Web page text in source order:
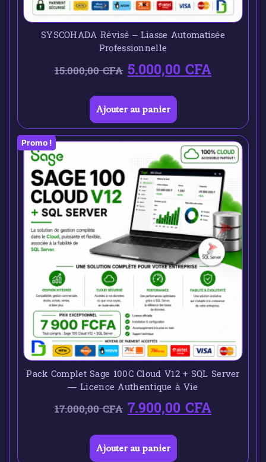
SYSCOHADA Révisé – Liasse Automatisée
Professionnelle
15.000,00CFA 5.000,00CFA
Ajouter au panier
Promo !
Pack Complet Sage 100C Cloud V12 + SQL Server
— Licence Authentique à Vie
17.000,00CFA 7.900,00CFA
Ajouter au panier